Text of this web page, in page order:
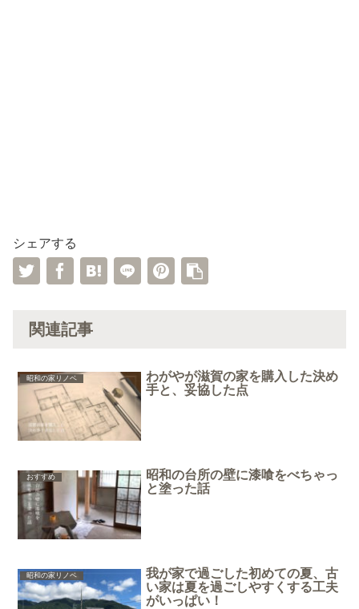
シェアする
関連記事
昭和の家リノベ
わがやが滋賀の家を購入した決め
手と、妥協した点
おすすめ
昭和の台所の壁に漆喰をべちゃっ
と塗った話
昭和の家リノベ
我が家で過ごした初めての夏、古
い家は夏を過ごしやすくする工夫
がいっぱい！